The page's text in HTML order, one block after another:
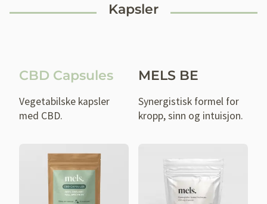
Kapsler
CBD Capsules
Vegetabilske kapsler
med CBD.
MELS BE
Synergistisk formel for
kropp, sinn og intuisjon.